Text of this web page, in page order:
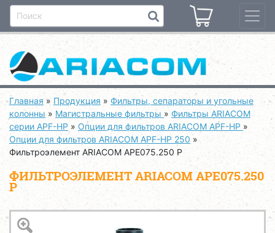
Главная » Продукция » Фильтры, сепараторы и угольные
колонны » Магистральные фильтры » Фильтры ARIACOM
серии APF-HP » Опции для фильтров ARIACOM APF-HP »
Опции для фильтров ARIACOM APF-HP 250 »
Фильтроэлемент ARIACOM APE075.250 P
ФИЛЬТРОЭЛЕМЕНТ ARIACOM APE075.250
P